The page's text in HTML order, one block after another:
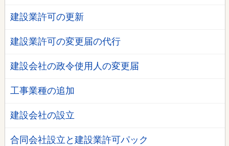
建設業許可の更新
建設業許可の変更届の代行
建設会社の政令使用人の変更届
工事業種の追加
建設会社の設立
合同会社設立と建設業許可パック